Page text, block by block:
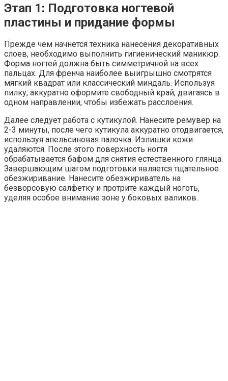
Этап 1: Подготовка ногтевой
пластины и придание формы
Прежде чем начнется техника нанесения декоративных
слоев, необходимо выполнить гигиенический маникюр.
Форма ногтей должна быть симметричной на всех
пальцах. Для френча наиболее выигрышно смотрятся
мягкий квадрат или классический миндаль. Используя
пилку, аккуратно оформите свободный край, двигаясь в
одном направлении, чтобы избежать расслоения.
Далее следует работа с кутикулой. Нанесите ремувер на
2-3 минуты, после чего кутикула аккуратно отодвигается,
используя апельсиновая палочка. Излишки кожи
удаляются. После этого поверхность ногтя
обрабатывается бафом для снятия естественного глянца.
Завершающим шагом подготовки является тщательное
обезжиривание. Нанесите обезжириватель на
безворсовую салфетку и протрите каждый ноготь,
уделяя особое внимание зоне у боковых валиков.